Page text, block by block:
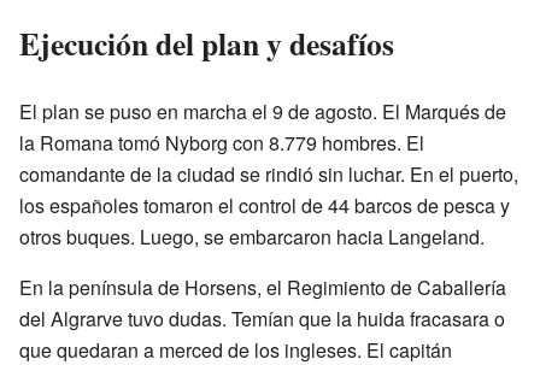
Ejecución del plan y desafíos
El plan se puso en marcha el 9 de agosto. El Marqués de
la Romana tomó Nyborg con 8.779 hombres. El
comandante de la ciudad se rindió sin luchar. En el puerto,
los españoles tomaron el control de 44 barcos de pesca y
otros buques. Luego, se embarcaron hacia Langeland.
En la península de Horsens, el Regimiento de Caballería
del Algrarve tuvo dudas. Temían que la huida fracasara o
que quedaran a merced de los ingleses. El capitán